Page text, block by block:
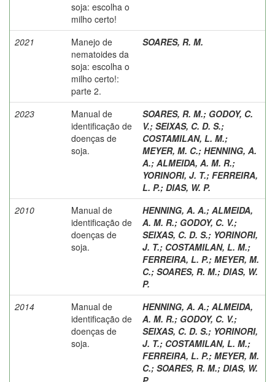
soja: escolha o
milho certo!
2021
Manejo de
nematoides da
soja: escolha o
milho certo!:
parte 2.
SOARES, R. M.
2023
Manual de
identificação de
doenças de
soja.
SOARES, R. M.; GODOY, C.
V.; SEIXAS, C. D. S.;
COSTAMILAN, L. M.;
MEYER, M. C.; HENNING, A.
A.; ALMEIDA, A. M. R.;
YORINORI, J. T.; FERREIRA,
L. P.; DIAS, W. P.
2010
Manual de
identificação de
doenças de
soja.
HENNING, A. A.; ALMEIDA,
A. M. R.; GODOY, C. V.;
SEIXAS, C. D. S.; YORINORI,
J. T.; COSTAMILAN, L. M.;
FERREIRA, L. P.; MEYER, M.
C.; SOARES, R. M.; DIAS, W.
P.
2014
Manual de
identificação de
doenças de
soja.
HENNING, A. A.; ALMEIDA,
A. M. R.; GODOY, C. V.;
SEIXAS, C. D. S.; YORINORI,
J. T.; COSTAMILAN, L. M.;
FERREIRA, L. P.; MEYER, M.
C.; SOARES, R. M.; DIAS, W.